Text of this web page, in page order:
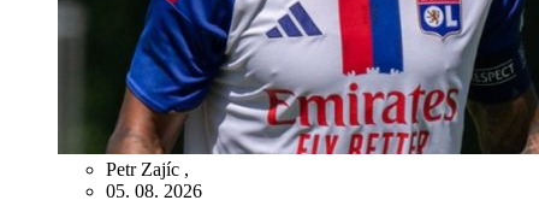
Petr Zajíc ,
05. 08. 2026